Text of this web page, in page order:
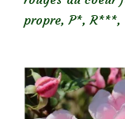
propre, P*,